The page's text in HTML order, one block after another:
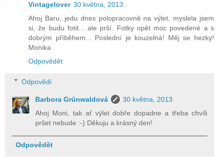
Vintagelover 30 května, 2013
Ahoj Baru, jedu dnes polopracovně na výlet, myslela jsem
si, že budu fotit... ale prší. Fotky opět moc povedené a s
dobrým příběhem... Poslední je kouzelná! Měj se hezky!
Monika
Odpovědět
Odpovědi
Barbora Grünwaldová
30 května, 2013
Ahoj Moni, tak ať výlet dobře dopadne a třeba chvíli
pršet nebude :-) Děkuju a krásný den!
Odpovědět